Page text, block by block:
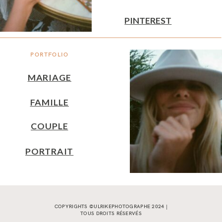
PORTFOLIO
MARIAGE
FAMILLE
PINTEREST
COUPLE
PORTRAIT
COPYRIGHTS ©ULRIKEPHOTOGRAPHE 2024 |
TOUS DROITS RÉSERVÉS